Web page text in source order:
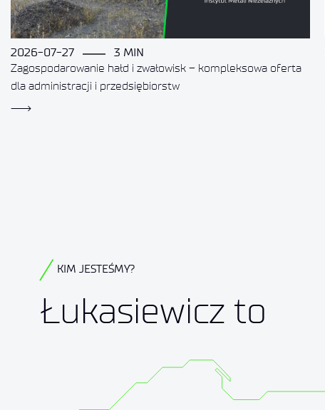
2026-07-27
3 MIN
Zagospodarowanie hałd i zwałowisk – kompleksowa oferta
dla administracji i przedsiębiorstw
KIM JESTEŚMY?
Łukasiewicz to